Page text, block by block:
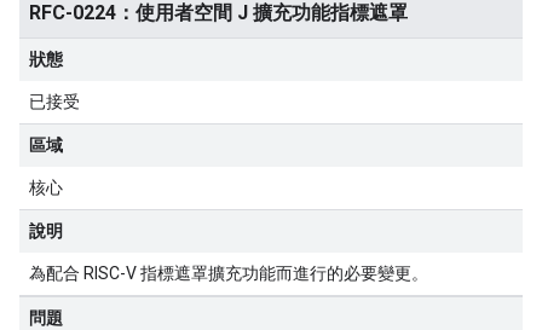
RFC-0224：使用者空間 J 擴充功能指標遮罩
狀態
已接受
區域
核心
說明
為配合 RISC-V 指標遮罩擴充功能而進行的必要變更。
問題